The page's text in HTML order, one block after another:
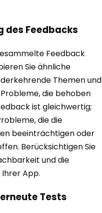
des Feedbacks
Feedback
Sie ähnliche
Themen und
die behoben
ist gleichwertig;
die die
beeinträchtigen oder
Berücksichtigen Sie
und die
App.
Tests